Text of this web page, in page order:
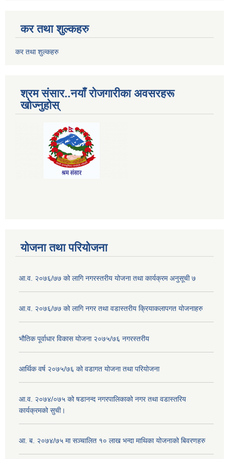
कर तथा शुल्कहरु
कर तथा शुल्कहरु
श्रम संसार..नयाँ रोजगारीका अवसरहरू
खोज्नुहोस्
योजना तथा परियोजना
आ.व. २०७६/७७ को लागि नगरस्तरीय योजना तथा कार्यक्रम अनुसूची ७
आ.व. २०७६/७७ को लागि नगर तथा वडास्तरीय क्रियाकलापगत योजनाहरु
भौतिक पूर्वाधार विकास योजना २०७५/७६ नगरस्तरीय
आर्थिक वर्ष २०७५/७६ को वडागत योजना तथा परियोजना
आ.व. २०७४/०७५ को षडानन्द नगरपालिकाको नगर तथा वडास्तरिय
कार्यक्रमको सुची।
आ. ब. २०७४/७५ मा सञ्चालित १० लाख भन्दा माथिका योजनाको बिवरणहरु